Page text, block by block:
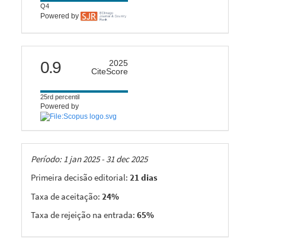
Q4
Powered by
citescore
0.9
2025
CiteScore
25rd percentil
Powered by
Taxas
Período: 1 jan 2025 - 31 dec 2025
Primeira decisão editorial: 21 dias
Taxa de aceitação: 24%
Taxa de rejeição na entrada: 65%